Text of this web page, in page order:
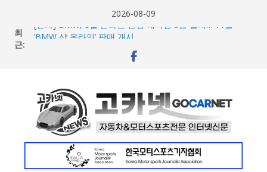
2026-08-09
최
근:
[신차] BMW, 8월 온라인 한정 에디션 3종 출시… 11일
벤틀리, 첫 순수 전기 어반 럭셔리 SUV 토르칼 탑재될 ‘큐레
팝업 오픈
BMW 레이디스 챔피언십 2026, 다양한 티켓 패키지 선보이
며 본격 대회 준비 돌입
현대차·기아, ‘2026 레드닷 어워드’에서 최우수상 2개·본상
15개 수상